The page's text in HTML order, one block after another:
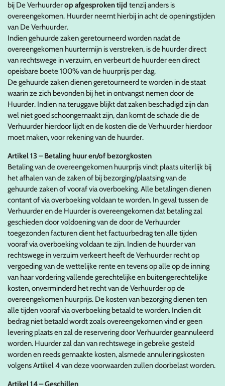
bij De Verhuurderop afgesproken tijd tenzij anders is
overeengekomen. Huurder neemt hierbij in acht de openingstijden
van De Verhuurder.
Indien gehuurde zaken geretourneerd worden nadat de
overeengekomen huurtermijn is verstreken, is de huurder direct
van rechtswege in verzuim, en verbeurt de huurder een direct
opeisbare boete 100% van de huurprijs per dag.
De gehuurde zaken dienen geretourneerd te worden in de staat
waarin ze zich bevonden bij het in ontvangst nemen door de
Huurder. Indien na teruggave blijkt dat zaken beschadigd zijn dan
wel niet goed schoongemaakt zijn, dan komt de schade die de
Verhuurder hierdoor lijdt en de kosten die de Verhuurder hierdoor
moet maken, voor rekening van de huurder.
Artikel 13 – Betaling huur en/of bezorgkosten
Betaling van de overeengekomen huurprijs vindt plaats uiterlijk bij
het afhalen van de zaken of bij bezorging/plaatsing van de
gehuurde zaken of vooraf via overboeking. Alle betalingen dienen
contant of via overboeking voldaan te worden. In geval tussen de
Verhuurder en de Huurder is overeengekomen dat betaling zal
geschieden door voldoening van de door de Verhuurder
toegezonden facturen dient het factuurbedrag ten alle tijden
vooraf via overboeking voldaan te zijn. Indien de huurder van
rechtswege in verzuim verkeert heeft de Verhuurder recht op
vergoeding van de wettelijke rente en tevens op alle op de inning
van haar vordering vallende gerechtelijke en buitengerechtelijke
kosten, onverminderd het recht van de Verhuurder op de
overeengekomen huurprijs. De kosten van bezorging dienen ten
alle tijden vooraf via overboeking betaald te worden. Indien dit
bedrag niet betaald wordt zoals overeengekomen vind er geen
levering plaats en zal de reservering door Verhuurder geannuleerd
worden. Huurder zal dan van rechtswege in gebreke gesteld
worden en reeds gemaakte kosten, alsmede annuleringskosten
volgens Artikel 4 van deze voorwaarden zullen doorbelast worden.
Artikel 14 – Geschillen